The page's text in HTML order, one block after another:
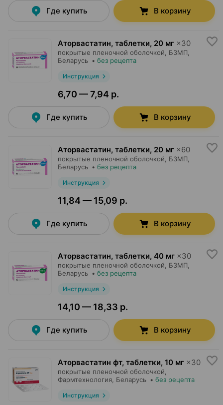
Где купить В корзину
Аторвастатин, таблетки, 20 мг ×30
покрытые пленочной оболочкой, БЗМП
Беларусь • без рецепта
Инструкция
6,70 — 7,94 р.
Где купить В корзину
Аторвастатин, таблетки, 20 мг ×60
покрытые пленочной оболочкой, БЗМП
Беларусь • без рецепта
Инструкция
11,84 — 15,09 р.
Где купить В корзину
Аторвастатин, таблетки, 40 мг ×30
покрытые пленочной оболочкой, БЗМП
Беларусь • без рецепта
Инструкция
14,10 — 18,33 р.
Где купить В корзину
Аторвастатин фт, таблетки, 10 мг ×30
покрытые пленочной оболочкой,
Фармтехнология , Беларусь • без рецепта
Инструкция